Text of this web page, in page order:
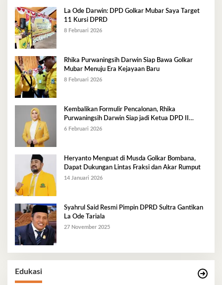
La Ode Darwin: DPD Golkar Mubar Saya Target
11 Kursi DPRD
8 Februari 2026
Rhika Purwaningsih Darwin Siap Bawa Golkar
Mubar Menuju Era Kejayaan Baru
8 Februari 2026
Kembalikan Formulir Pencalonan, Rhika
Purwaningsih Darwin Siap jadi Ketua DPD II
Golkar Mubar
6 Februari 2026
Heryanto Menguat di Musda Golkar Bombana,
Dapat Dukungan Lintas Fraksi dan Akar Rumput
14 Januari 2026
Syahrul Said Resmi Pimpin DPRD Sultra Gantikan
La Ode Tariala
27 November 2025
Edukasi